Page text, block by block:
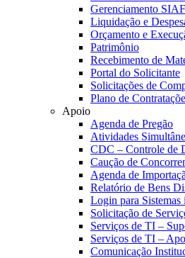
Gerenciamento
Liquidação e
Orçamento e
Patrimônio
Recebimento de
Portal do Solicitante
Solicitações de
Plano de
Apoio
Agenda de Pregão
Atividades
CDC – Controle de
Caução de
Agenda de
Relatório de Bens
Login para Sistemas
Solicitação de
Serviços de TI –
Serviços de TI –
Comunicação